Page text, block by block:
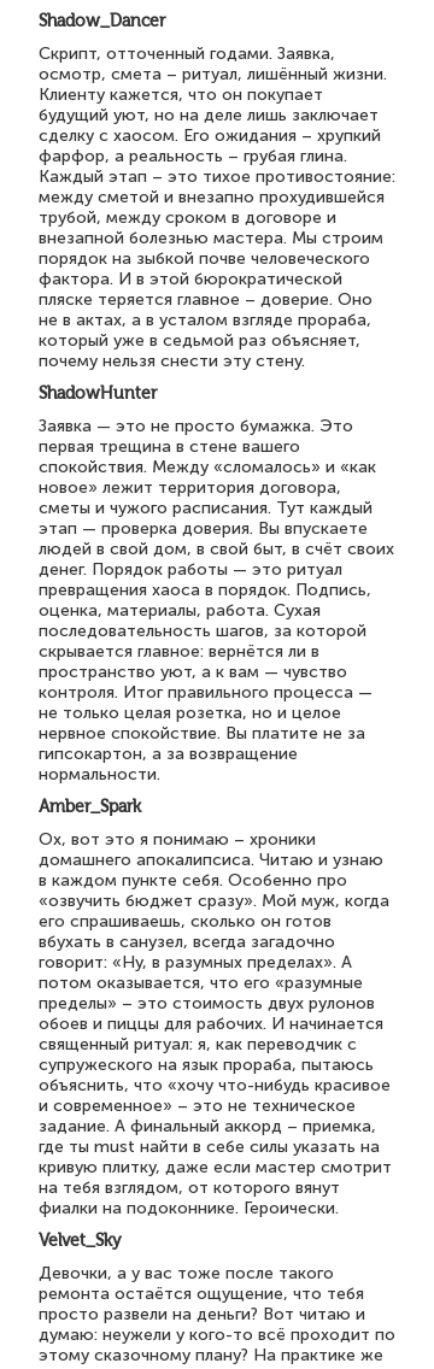
Shadow_Dancer
Скрипт, отточенный годами. Заявка,
осмотр, смета – ритуал, лишённый жизни.
Клиенту кажется, что он покупает
будущий уют, но на деле лишь заключает
сделку с хаосом. Его ожидания – хрупкий
фарфор, а реальность – грубая глина.
Каждый этап – это тихое противостояние:
между сметой и внезапно прохудившейся
трубой, между сроком в договоре и
внезапной болезнью мастера. Мы строим
порядок на зыбкой почве человеческого
фактора. И в этой бюрократической
пляске теряется главное – доверие. Оно
не в актах, а в усталом взгляде прораба,
который уже в седьмой раз объясняет,
почему нельзя снести эту стену.
ShadowHunter
Заявка — это не просто бумажка. Это
первая трещина в стене вашего
спокойствия. Между «сломалось» и «как
новое» лежит территория договора,
сметы и чужого расписания. Тут каждый
этап — проверка доверия. Вы впускаете
людей в свой дом, в свой быт, в счёт своих
денег. Порядок работы — это ритуал
превращения хаоса в порядок. Подпись,
оценка, материалы, работа. Сухая
последовательность шагов, за которой
скрывается главное: вернётся ли в
пространство уют, а к вам — чувство
контроля. Итог правильного процесса —
не только целая розетка, но и целое
нервное спокойствие. Вы платите не за
гипсокартон, а за возвращение
нормальности.
Amber_Spark
Ох, вот это я понимаю – хроники
домашнего апокалипсиса. Читаю и узнаю
в каждом пункте себя. Особенно про
«озвучить бюджет сразу». Мой муж, когда
его спрашиваешь, сколько он готов
вбухать в санузел, всегда загадочно
говорит: «Ну, в разумных пределах». А
потом оказывается, что его «разумные
пределы» – это стоимость двух рулонов
обоев и пиццы для рабочих. И начинается
священный ритуал: я, как переводчик с
супружеского на язык прораба, пытаюсь
объяснить, что «хочу что-нибудь красивое
и современное» – это не техническое
задание. А финальный аккорд – приемка,
где ты must найти в себе силы указать на
кривую плитку, даже если мастер смотрит
на тебя взглядом, от которого вянут
фиалки на подоконнике. Героически.
Velvet_Sky
Девочки, а у вас тоже после такого
ремонта остаётся ощущение, что тебя
просто развели на деньги? Вот читаю и
думаю: неужели у кого-то всё проходит по
этому сказочному плану? На практике же